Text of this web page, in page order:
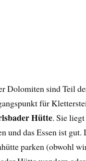
Dolomiten sind Teil
für
Hütte. Sie
und das Essen ist
parken (obwohl